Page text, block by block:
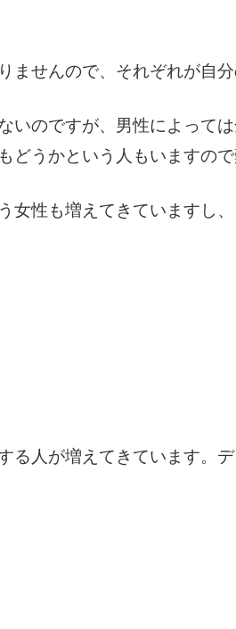
ませんので、それぞれが自
いのですが、男性によって
どうかという人もいますの
女性も増えてきていますし
る人が増えてきています。